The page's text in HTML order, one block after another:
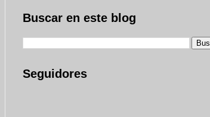
Buscar en este blog
Seguidores